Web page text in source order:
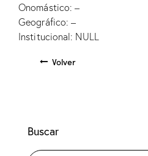
Onomástico: –
Geográfico: –
Institucional: NULL
Volver
Buscar